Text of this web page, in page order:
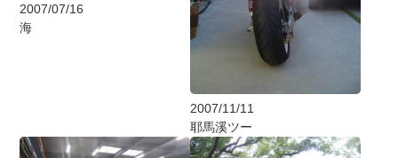
2007/07/16
海
2007/11/11
耶馬溪ツー